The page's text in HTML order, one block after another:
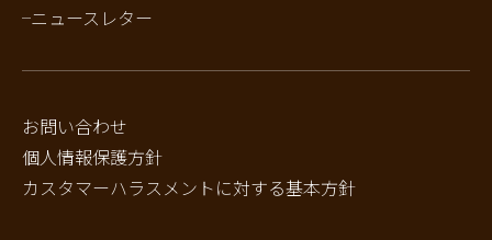
ニュースレター
お問い合わせ
個人情報保護方針
カスタマーハラスメントに対する基本方針